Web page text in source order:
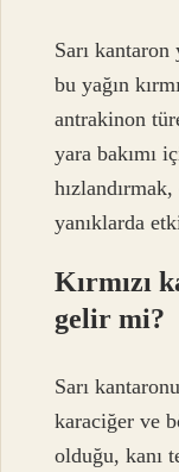
Sarı kantaron
bu yağın
antrakinon
yara bakımı
yanıklarda
Kırmızı
gelir mi?
Sarı
karaciğer ve
olduğu, kanı